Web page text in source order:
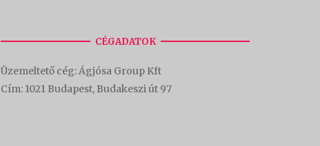
CÉGADATOK
Üzemeltető cég: Ágjósa Group Kft
Cím: 1021 Budapest, Budakeszi út 97